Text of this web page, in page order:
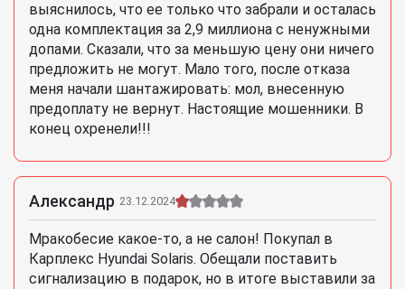
выяснилось, что ее только что забрали и осталась
одна комплектация за 2,9 миллиона с ненужными
допами. Сказали, что за меньшую цену они ничего
предложить не могут. Мало того, после отказа
меня начали шантажировать: мол, внесенную
предоплату не вернут. Настоящие мошенники. В
конец охренели!!!
Александр 23.12.2024
Мракобесие какое-то, а не салон! Покупал в
Карплекс Hyundai Solaris. Обещали поставить
сигнализацию в подарок, но в итоге выставили за